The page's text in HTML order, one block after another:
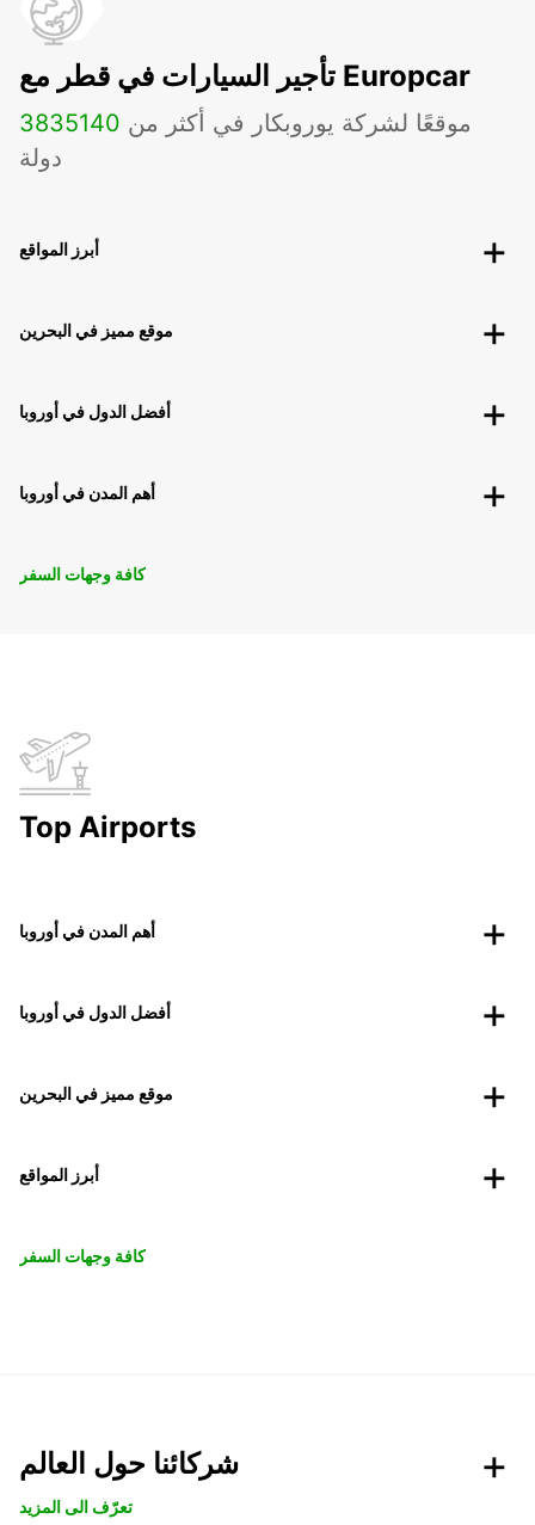
تأجير السيارات في قطر مع Europcar
3835 موقعًا لشركة يوروبكار في أكثر من 140
دولة
أبرز المواقع
موقع مميز في البحرين
أفضل الدول في أوروبا
أهم المدن في أوروبا
كافة وجهات السفر
Top Airports
أهم المدن في أوروبا
أفضل الدول في أوروبا
موقع مميز في البحرين
أبرز المواقع
كافة وجهات السفر
شركائنا حول العالم
تعرّف الى المزيد